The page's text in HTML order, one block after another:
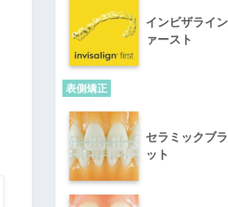
インビザライ
ァースト
表側矯正
セラミックブ
ット